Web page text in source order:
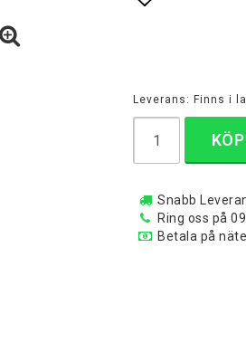
Leverans: Finns i
KÖP
Snabb
Ring oss på
Betala på